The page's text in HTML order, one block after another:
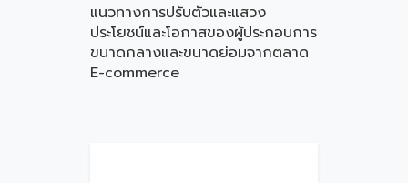
แนวทางการปรับตัวและแสวง
ประโยชน์และโอกาสของผู้ประกอบการ
ขนาดกลางและขนาดย่อมจากตลาด
E-commerce